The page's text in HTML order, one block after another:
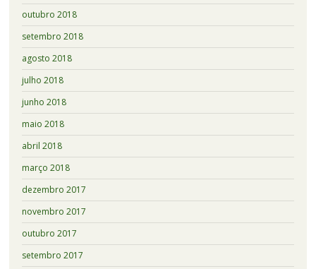
outubro 2018
setembro 2018
agosto 2018
julho 2018
junho 2018
maio 2018
abril 2018
março 2018
dezembro 2017
novembro 2017
outubro 2017
setembro 2017